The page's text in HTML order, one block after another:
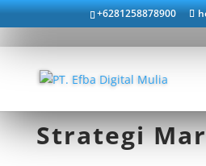
+6281258878900
Strategi